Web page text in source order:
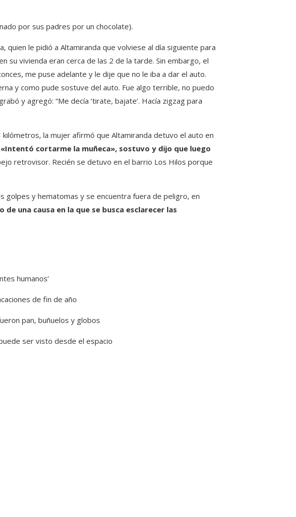
por sus padres por un chocolate).
quien le pidió a Altamiranda que volviese al día siguiente para
su vivienda eran cerca de las 2 de la tarde. Sin embargo, el
me puse adelante y le dije que no le iba a dar el auto.
y como pude sostuve del auto. Fue algo terrible, no puedo
y agregó: “Me decía ‘tirate, bajate’. Hacía zigzag para
la mujer afirmó que Altamiranda detuvo el auto en
«Intentó cortarme la muñeca», sostuvo y dijo que luego
retrovisor. Recién se detuvo en el barrio Los Hilos porque
golpes y hematomas y se encuentra fuera de peligro, en
una causa en la que se busca esclarecer las
humanos’
de fin de año
pan, buñuelos y globos
ser visto desde el espacio